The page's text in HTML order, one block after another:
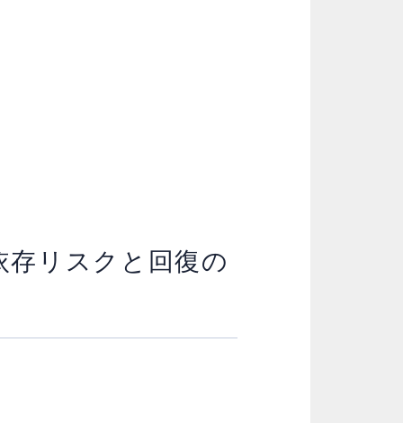
リスクと回復の